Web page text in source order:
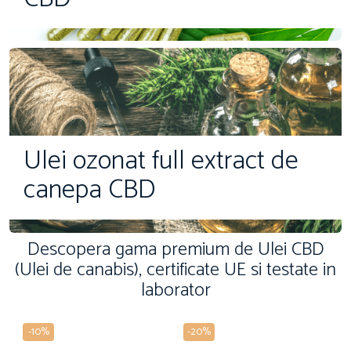
Ulei ozonat full extract de
canepa CBD
Descopera gama premium de Ulei CBD
(Ulei de canabis), certificate UE si testate in
laborator
-10% -20%